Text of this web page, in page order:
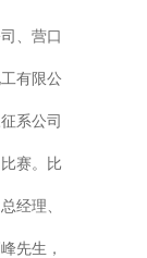
、营口
有限公
系公司
赛。比
经理、
先生，